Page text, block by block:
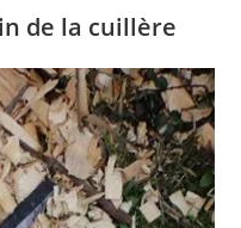
de la cuillère